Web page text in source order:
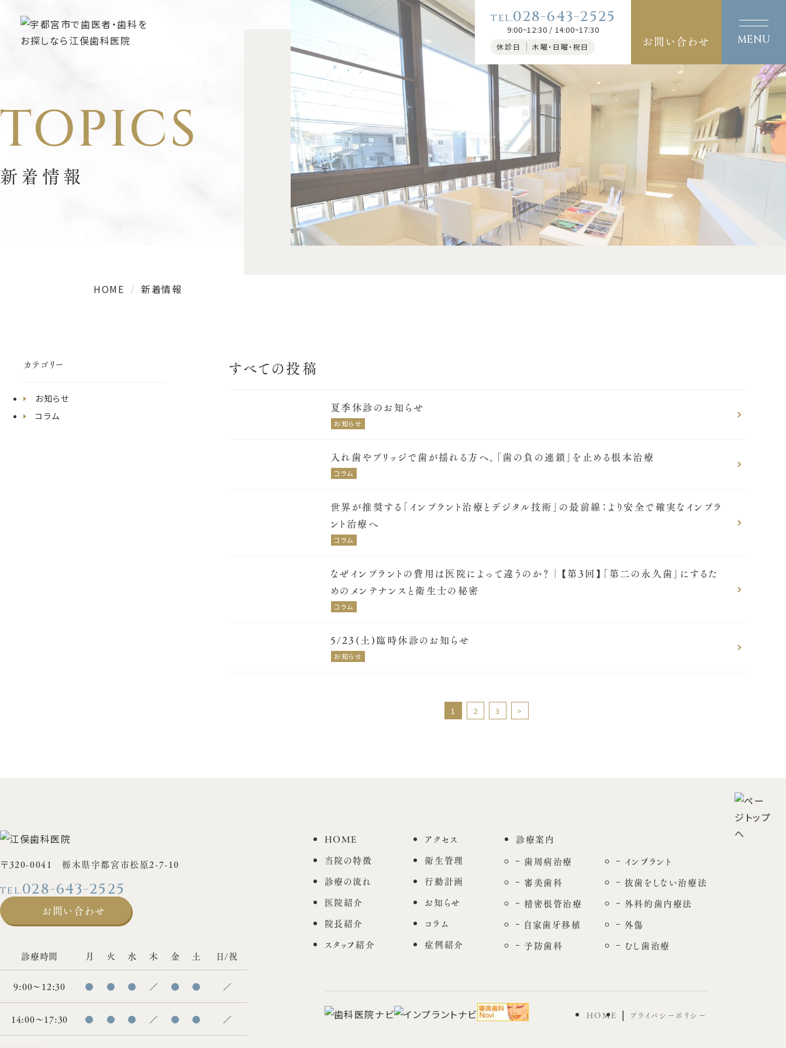
028-643-2525
9:00~12:30 / 14:00~17:30
休診日 木曜・日曜・祝日 お問い合わせ
TOPICS
新着情報
HOME 新着情報
カテゴリー
お知らせ
コラム
すべての投稿
夏季休診のお知らせ
お知らせ
入れ歯やブリッジで歯が揺れる方へ。「歯の負の連鎖」を止める根本治療
コラム
世界が推奨する「インプラント治療とデジタル技術」の最前線：より安全で確実なインプラ
ント治療へ
コラム
なぜインプラントの費用は医院によって違うのか？│【第3回】「第二の永久歯」にするた
めのメンテナンスと衛生士の秘密
コラム
5/23(土)臨時休診のお知らせ
お知らせ
1 2 3 >
〒320-0041 栃木県宇都宮市松原2-7-10
028-643-2525
お問い合わせ
診療時間 月 火 水 木 金 土 日/祝
9:00〜12:30 ● ● ● ／ ● ● ／
14:00〜17:30 ● ● ● ／ ● ● ／
HOME
当院の特徴
診療の流れ
医院紹介
院長紹介
スタッフ紹介
アクセス
衛生管理
行動計画
お知らせ
コラム
症例紹介
診療案内
歯周病治療
審美歯科
精密根管治療
自家歯牙移植
予防歯科
インプラント
抜歯をしない治療法
外科的歯内療法
外傷
むし歯治療
HOME プライバシーポリシー